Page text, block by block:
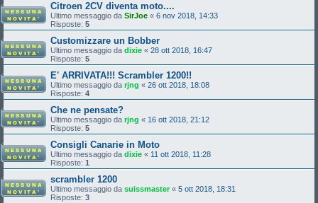
Citroen 2CV diventa moto....
Ultimo messaggio da SirJoe « 6 nov 2018, 14:33
Risposte: 5
Customizzare un Bobber
Ultimo messaggio da dixie « 28 ott 2018, 16:47
Risposte: 5
E' ARRIVATA!!! Scrambler 1200!!
Ultimo messaggio da rjng « 26 ott 2018, 18:08
Risposte: 4
Che ne pensate?
Ultimo messaggio da rjng « 16 ott 2018, 21:12
Risposte: 5
Consigli Canarie in Moto
Ultimo messaggio da dixie « 11 ott 2018, 11:28
Risposte: 1
scrambler 1200
Ultimo messaggio da suissmaster« 5 ott 2018, 18:31
Risposte: 3